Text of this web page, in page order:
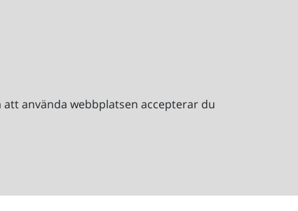
använda webbplatsen accepterar du